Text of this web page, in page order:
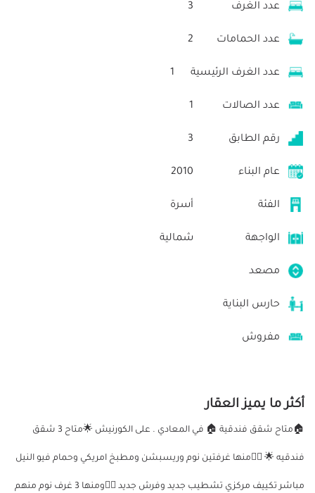
عدد الغرف 3
عدد الحمامات 2
عدد الغرف الرئيسية 1
عدد الصالات 1
رقم الطابق 3
عام البناء 2010
الفئة أسرة
الواجهة شمالية
مصعد
حارس البناية
مفروش
أكثر ما يميز العقار
🏠متاح شقق فندقية 🏠 في المعادي . على الكورنيش 🌟متاح 3 شقق
فندقيه 🌟 👈🏻منها غرفتين نوم وريسبشن ومطبخ امريكي وحمام فيو النيل
مباشر تكييف مركزي تشطيب جديد وفرش جديد 👈🏻ومنها 3 غرف نوم منهم